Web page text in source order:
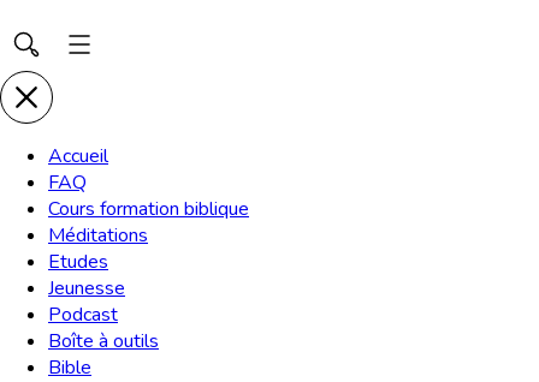
Accueil
FAQ
Cours formation biblique
Méditations
Etudes
Jeunesse
Podcast
Boîte à outils
Bible